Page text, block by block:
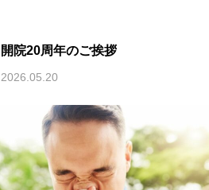
開院20周年のご挨拶
2026.05.20